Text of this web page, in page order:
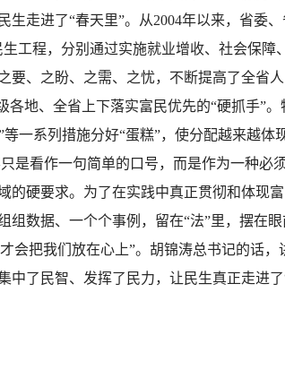
生走进了“春天里”。从2004年以来，省委
工程，分别通过实施就业增收、社会保
要、之盼、之需、之忧，不断提高了全省
各地、全省上下落实富民优先的“硬抓手”
等一系列措施分好“蛋糕”，使分配越来越体
看作一句简单的口号，而是作为一种必
的硬要求。为了在实践中真正贯彻和体现
组数据、一个个事例，留在“法”里，摆在
会把我们放在心上”。胡锦涛总书记的话
中了民智、发挥了民力，让民生真正走进